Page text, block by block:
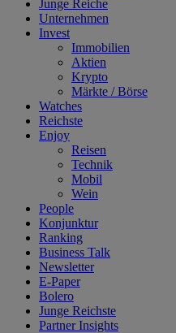
Junge Reiche
Unternehmen
Invest
Immobilien
Aktien
Krypto
Märkte / Börse
Watches
Reichste
Enjoy
Reisen
Technik
Mobil
Wein
People
Konjunktur
Ranking
Business Talk
Newsletter
E-Paper
Bolero
Junge Reichste
Partner Insights